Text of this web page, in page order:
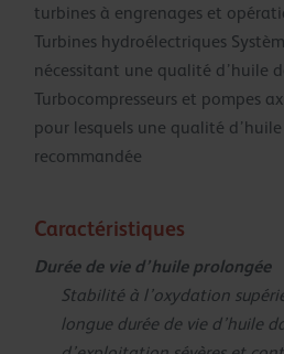
turbines à engrenages et
Turbines hydroélectriques
nécessitant une qualité d’huile
Turbocompresseurs et pompes
pour lesquels une qualité
recommandée
Caractéristiques
Durée de vie d’huile prolongée
Stabilité à l’oxydation
longue durée de vie d’huile